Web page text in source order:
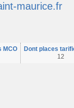
maurice.fr
MCO
Dont places
12